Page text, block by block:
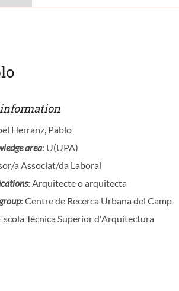
Herranz, Pablo
area: U(UPA)
a Associat/da Laboral
: Arquitecte o arquitecta
: Centre de Recerca Urbana del Camp
Tècnica Superior d'Arquitectura